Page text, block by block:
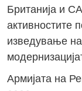
Британија и
активностите
изведување на
Армијата на